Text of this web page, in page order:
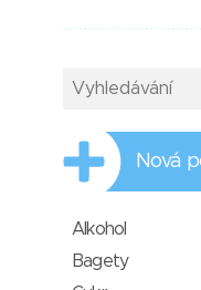
Nová
Alkohol
Bagety